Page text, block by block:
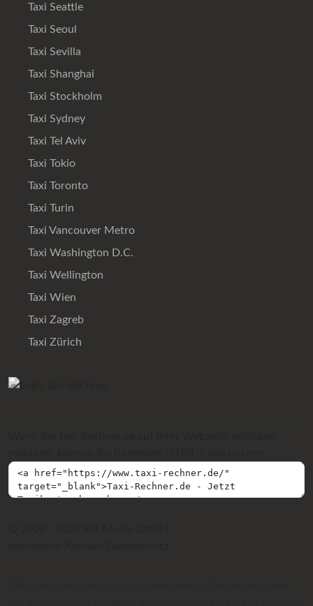
Taxi Seattle
Taxi Seoul
Taxi Sevilla
Taxi Shanghai
Taxi Stockholm
Taxi Sydney
Taxi Tel Aviv
Taxi Tokio
Taxi Toronto
Taxi Turin
Taxi Vancouver Metro
Taxi Washington D.C.
Taxi Wellington
Taxi Wien
Taxi Zagreb
Taxi Zürich